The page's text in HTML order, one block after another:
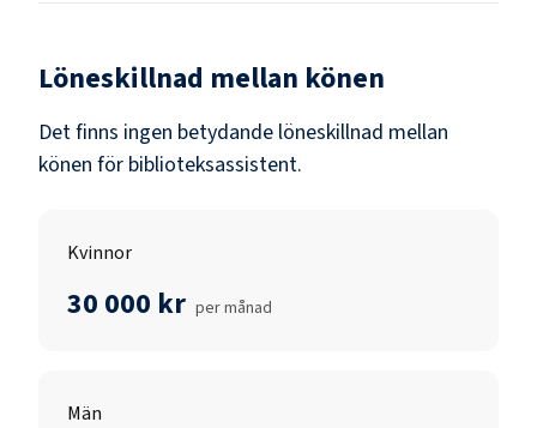
Löneskillnad mellan könen
Det finns ingen betydande löneskillnad mellan
könen för biblioteksassistent.
Kvinnor
30 000 kr per månad
Män